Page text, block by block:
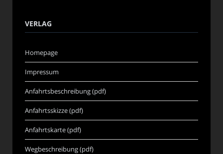
VERLAG
Homepage
Impressum
Anfahrtsbeschreibung (pdf)
Anfahrtsskizze (pdf)
Anfahrtskarte (pdf)
Wegbeschreibung (pdf)